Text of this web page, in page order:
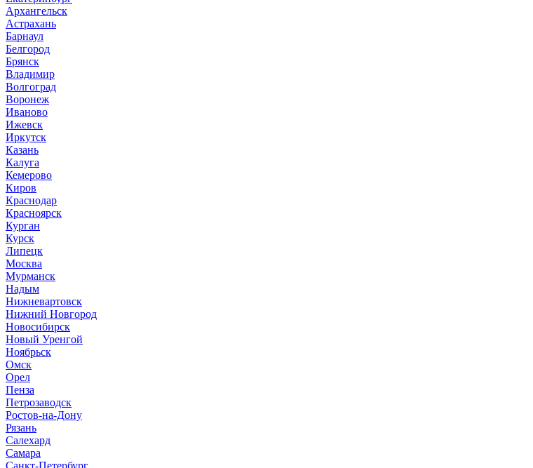
Архангельск
Астрахань
Барнаул
Белгород
Брянск
Владимир
Волгоград
Воронеж
Иваново
Ижевск
Иркутск
Казань
Калуга
Кемерово
Киров
Краснодар
Красноярск
Курган
Курск
Липецк
Москва
Мурманск
Надым
Нижневартовск
Нижний Новгород
Новосибирск
Новый Уренгой
Ноябрьск
Омск
Орел
Пенза
Петрозаводск
Ростов-на-Дону
Рязань
Салехард
Самара
Санкт-Петербург